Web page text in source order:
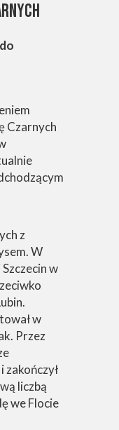
Czarnych
z
W
w
w
Przez
liczbą
we Flocie